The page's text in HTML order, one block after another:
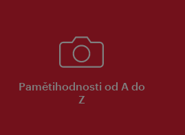
Pamětihodnosti od A do
Z